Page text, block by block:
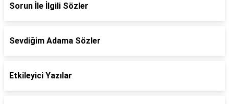
Sorun İle İlgili Sözler
Sevdiğim Adama Sözler
Etkileyici Yazılar